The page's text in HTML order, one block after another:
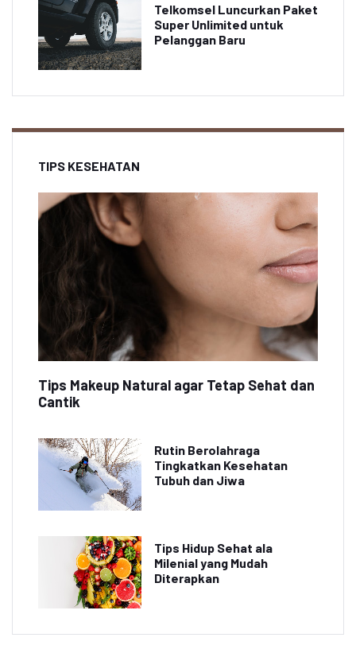
Telkomsel Luncurkan Paket
Super Unlimited untuk
Pelanggan Baru
TIPS KESEHATAN
Tips Makeup Natural agar Tetap Sehat dan
Cantik
Rutin Berolahraga
Tingkatkan Kesehatan
Tubuh dan Jiwa
Tips Hidup Sehat ala
Milenial yang Mudah
Diterapkan